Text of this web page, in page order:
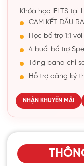
Khóa học IELTS
CAM KẾT ĐẦU
Học bổ trợ 1:1
4 buổi bổ trợ
Tăng band chỉ
Hỗ trợ đăng ký
NHẬN KHUYẾN MÃI